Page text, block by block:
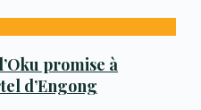
promise à
d’Engong